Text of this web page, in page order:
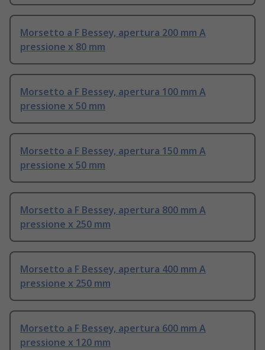
Morsetto a F Bessey, apertura 200 mm A
pressione x 80 mm
Morsetto a F Bessey, apertura 100 mm A
pressione x 50 mm
Morsetto a F Bessey, apertura 150 mm A
pressione x 50 mm
Morsetto a F Bessey, apertura 800 mm A
pressione x 250 mm
Morsetto a F Bessey, apertura 400 mm A
pressione x 250 mm
Morsetto a F Bessey, apertura 600 mm A
pressione x 120 mm